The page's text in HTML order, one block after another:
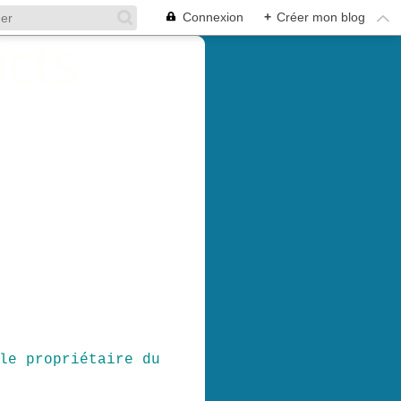
Connexion + Créer mon blog
propriétaire du